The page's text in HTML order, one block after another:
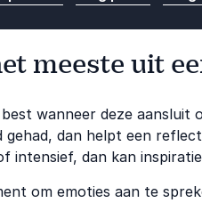
meeste uit
wanneer deze aansluit
gehad, dan helpt een
intensief, dan kan
om emoties aan te